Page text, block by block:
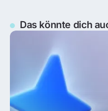
Das könnte dich